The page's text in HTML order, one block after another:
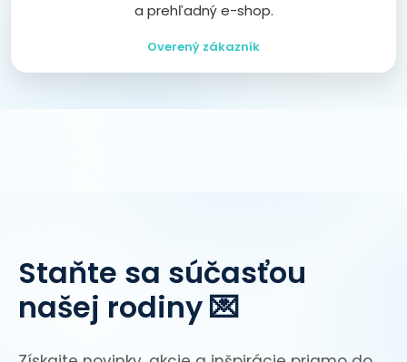
a prehľadný e-shop.
Overený zákazník
Staňte sa súčasťou
našej rodiny 💌